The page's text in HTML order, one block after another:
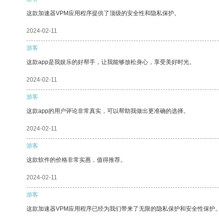
这款加速器VPM应用程序提供了顶级的安全性和隐私保护。
2024-02-11
游客
这款app是我娱乐的好帮手，让我能够放松身心，享受美好时光。
2024-02-11
游客
这款app的用户评论非常真实，可以帮助我做出更准确的选择。
2024-02-11
游客
这款软件的价格非常实惠，值得推荐。
2024-02-11
游客
这款加速器VPM应用程序已经为我们带来了无限的隐私保护和安全性保护